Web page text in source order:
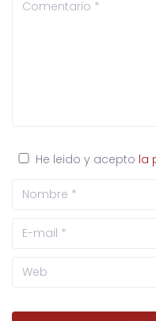
He leido y acepto la